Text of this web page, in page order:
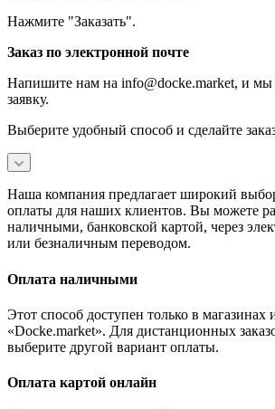
Нажмите "Заказать".
Заказ по электронной почте
Напишите нам на info@docke.market, и мы
заявку.
Выберите удобный способ и сделайте
Наша компания предлагает широкий
оплаты для наших клиентов. Вы можете
наличными, банковской картой, через
или безналичным переводом.
Оплата наличными
Этот способ доступен только в
«Docke.market». Для дистанционных
выберите другой вариант оплаты.
Оплата картой онлайн